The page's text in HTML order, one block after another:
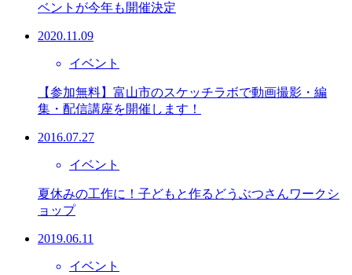
ベントが今年も開催決定
2020.11.09
イベント
【参加無料】富山市のスケッチラボで動画撮影・編
集・配信講座を開催します！
2016.07.27
イベント
夏休みの工作に！子どもと作るどうぶつさんワークシ
ョップ
2019.06.11
イベント